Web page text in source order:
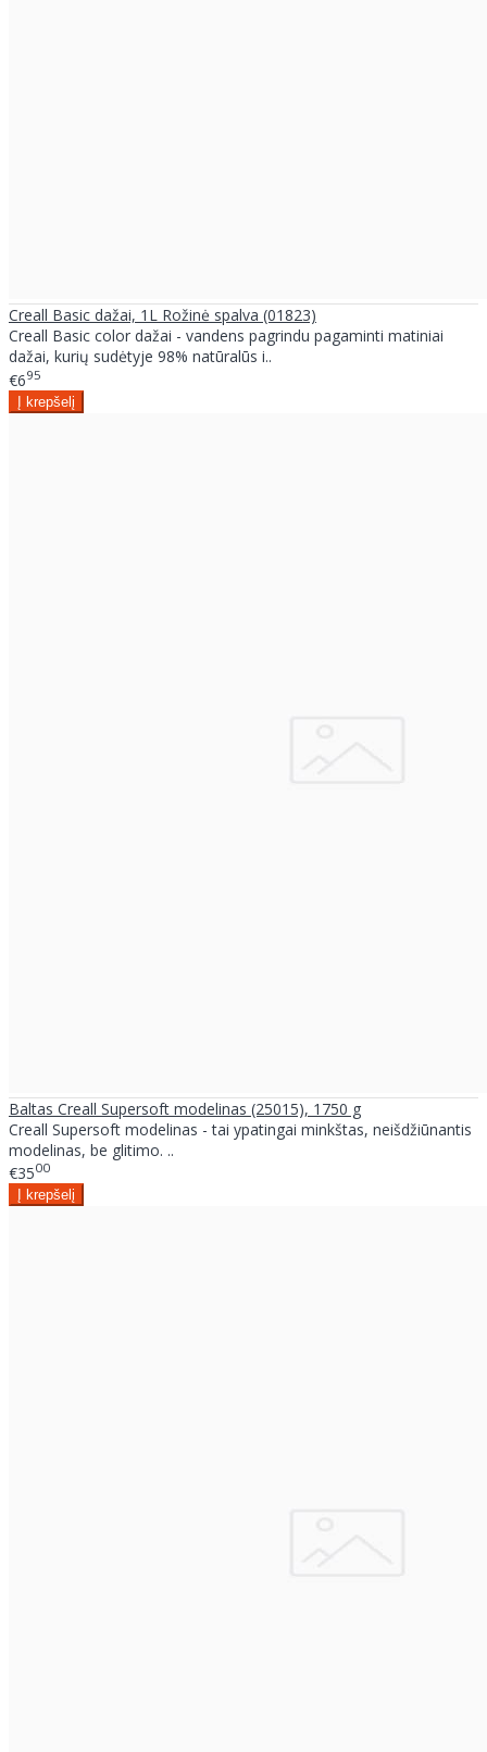
Creall Basic dažai, 1L Rožinė spalva (01823)
Creall Basic color dažai - vandens pagrindu pagaminti matiniai
dažai, kurių sudėtyje 98% natūralūs i..
€695
Baltas Creall Supersoft modelinas (25015), 1750 g
Creall Supersoft modelinas - tai ypatingai minkštas, neišdžiūnantis
modelinas, be glitimo. ..
€3500